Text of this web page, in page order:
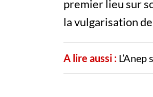
premier lieu sur
la vulgarisation
A lire aussi :